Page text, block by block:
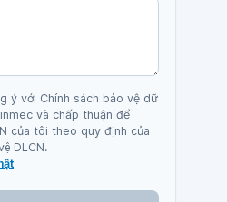
ý với Chính sách bảo vệ dữ
và chấp thuận để
của tôi theo quy định của
DLCN.